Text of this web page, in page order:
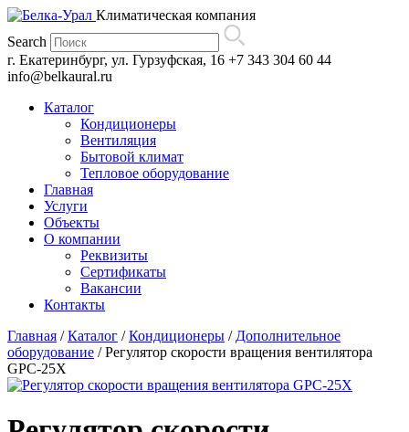
Климатическая компания
Search
г. Екатеринбург, ул. Гурзуфская, 16 +7 343 304 60 44
info@belkaural.ru
Каталог
Кондиционеры
Вентиляция
Бытовой климат
Тепловое оборудование
Главная
Услуги
Объекты
О компании
Реквизиты
Сертификаты
Вакансии
Контакты
Главная /Каталог /Кондиционеры / Дополнительное
оборудование /Регулятор скорости вращения вентилятора
GPC-25X